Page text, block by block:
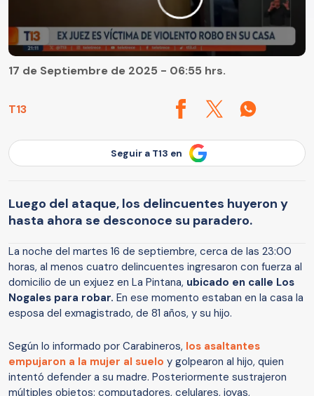
T13
17 de Septiembre de 2025 - 06:55 hrs.
Seguir a T13 en
Luego del ataque, los delincuentes huyeron y
hasta ahora se desconoce su paradero.
La noche del martes 16 de septiembre, cerca de las 23:00
horas, al menos cuatro delincuentes ingresaron con fuerza al
domicilio de un exjuez en La Pintana, ubicado en calle Los
Nogales para robar. En ese momento estaban en la casa la
esposa del exmagistrado, de 81 años, y su hijo.
Según lo informado por Carabineros, los asaltantes
empujaron a la mujer al suelo y golpearon al hijo, quien
intentó defender a su madre. Posteriormente sustrajeron
múltiples objetos: computadores, celulares, joyas,